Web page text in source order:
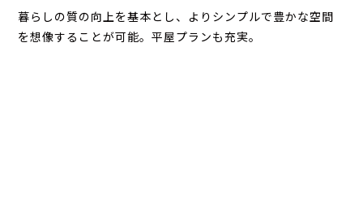
暮らしの質の向上を基本とし、よりシンプルで豊かな空間
を想像することが可能。平屋プランも充実。